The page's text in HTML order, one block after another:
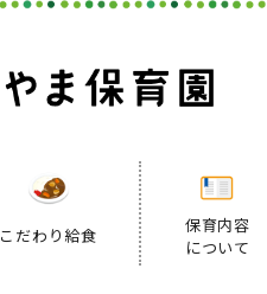
こだわり給食
保育内容
について